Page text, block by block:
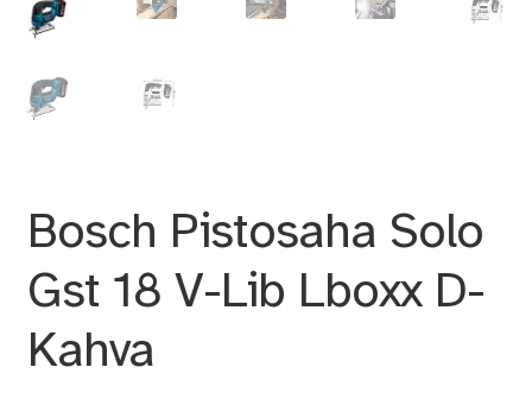
Bosch Pistosaha Solo
Gst 18 V-Lib Lboxx D-
Kahva